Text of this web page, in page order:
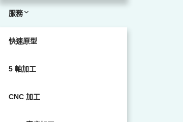
服務
快速原型
5 軸加工
CNC 加工